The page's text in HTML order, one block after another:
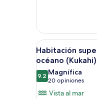
salón
lounge
del
club
(Hokupa'a
Tower)
Club,
camas
Queen
con
acceso
al
Abrir
todas
las
fotos
de
6
Habitación
océano (Kukahi)
9.29.2 de 10
Magnífica
20 opiniones
(20
opiniones)
Vista al mar